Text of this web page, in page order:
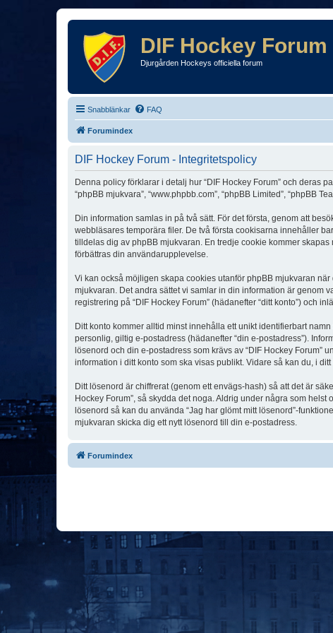
DIF Hockey Forum
Djurgården Hockeys officiella forum
Snabblänkar FAQ
Forumindex
DIF Hockey Forum - Integritetspolicy
Denna policy förklarar i detalj hur “DIF Hockey Forum” och deras
“phpBB mjukvara”, “www.phpbb.com”, “phpBB Limited”, “phpBB
Din information samlas in på två sätt. För det första, genom att
webbläsares temporära filer. De två första cookisarna innehåller
tilldelas dig av phpBB mjukvaran. En tredje cookie kommer
förbättras din användarupplevelse.
Vi kan också möjligen skapa cookies utanför phpBB mjukvaran
mjukvaran. Det andra sättet vi samlar in din information är genom
registrering på “DIF Hockey Forum” (hädanefter “ditt konto”) och
Ditt konto kommer alltid minst innehålla ett unikt identifierbart
personlig, giltig e-postadress (hädanefter “din e-postadress”).
lösenord och din e-postadress som krävs av “DIF Hockey
information i ditt konto som ska visas publikt. Vidare så kan du, i
Ditt lösenord är chiffrerat (genom ett envägs-hash) så att det är
Hockey Forum”, så skydda det noga. Aldrig under några som
lösenord så kan du använda “Jag har glömt mitt lösenord”-
mjukvaran skicka dig ett nytt lösenord till din e-postadress.
Forumindex